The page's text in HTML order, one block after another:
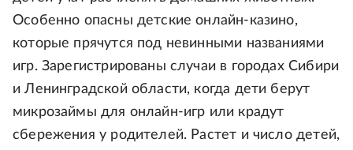
Особенно опасны детские онлайн-казино,
которые прячутся под невинными названиями
игр. Зарегистрированы случаи в городах Сибири
и Ленинградской области, когда дети берут
микрозаймы для онлайн-игр или крадут
сбережения у родителей. Растет и число детей,